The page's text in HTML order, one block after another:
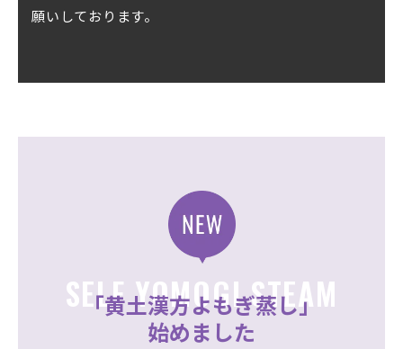
願いしております。
SELF YOMOGI STEAM
「黄土漢方よもぎ蒸し」
始めました